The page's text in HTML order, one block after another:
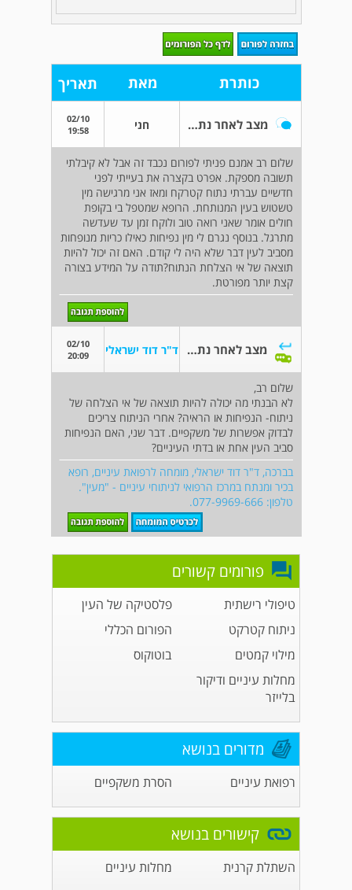
כותרת מאת תאריך
מצב לאחר נתוח קטרקט חני
02/10
19:58
שלום רב אמנם פניתי לפורום נכבד זה אבל לא קיבלתי
תשובה מספקת. אפרט בקצרה את בעייתי לפני
חדשיים עברתי נתוח קטרקח ומאז אני מרגישה מין
טשטוש בעין המנותחת. הרופא שמטפל בי בקופת
חולים אומר שאני רואה טוב ולוקח זמן עד שעדשה
מתרגל. בנוסף נגרם לי מין נפיחות כאילו כריות מנופחות
מסביב לעין דבר שלא היה לי קודם. האם זה יכול להיות
תוצאה של אי הצלחת הנתוח?תודה על המידע בצורה
קצת יותר מפורטת.
מצב לאחר נתוח קטרקט ד"ר דוד ישראלי
02/10
20:09
שלום רב,
לא הבנתי מה יכולה להיות תוצאה של אי הצלחה של
ניתוח- הנפיחות או הראיה? אחרי הניתוח צריכים
לבדוק אפשרות של משקפיים. דבר שני, האם הנפיחות
סביב העין אחת או בדתי העיניים?
בברכה, ד"ר דוד ישראלי, מומחה לרפואת עיניים, רופא
בכיר ומנתח במרכז הרפואי לניתוחי עיניים - "מעין".
טלפון: 077-9969-666.
פורומים קשורים
טיפולי רישתית
פלסטיקה של העין
ניתוח קטרקט
הפורום הכללי
מילוי קמטים
בוטוקוס
מחלות עיניים ודיקור
בלייזר
מדורים בנושא
רפואת עיניים הסרת משקפיים
קישורים בנושא
השתלת קרנית מחלות עיניים